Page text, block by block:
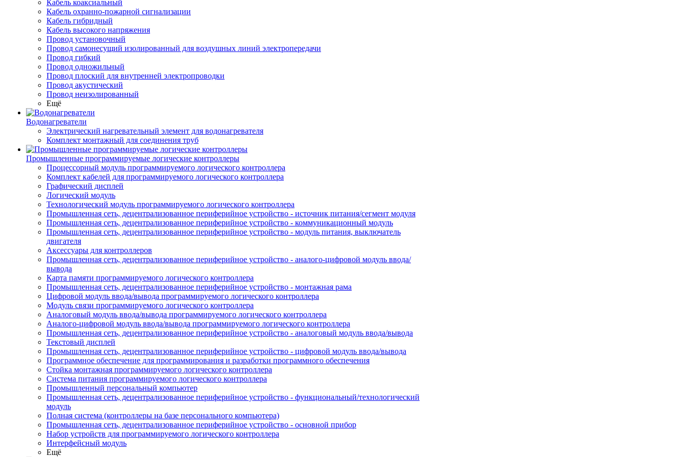
Кабель коаксиальный
Кабель охранно-пожарной сигнализации
Кабель гибридный
Кабель высокого напряжения
Провод установочный
Провод самонесущий изолированный для воздушных линий электропередачи
Провод гибкий
Провод одножильный
Провод плоский для внутренней электропроводки
Провод акустический
Провод неизолированный
Ещё
Водонагреватели
Электрический нагревательный элемент для водонагревателя
Комплект монтажный для соединения труб
Промышленные программируемые логические контроллеры
Процессорный модуль программируемого логического контроллера
Комплект кабелей для программируемого логического контроллера
Графический дисплей
Логический модуль
Технологический модуль программируемого логического контроллера
Промышленная сеть, децентрализованное периферийное устройство - источник питания/сегмент модуля
Промышленная сеть, децентрализованное периферийное устройство - коммуникационный модуль
Промышленная сеть, децентрализованное периферийное устройство - модуль питания, выключатель
двигателя
Аксессуары для контроллеров
Промышленная сеть, децентрализованное периферийное устройство - аналого-цифровой модуль ввода/
вывода
Карта памяти программируемого логического контроллера
Промышленная сеть, децентрализованное периферийное устройство - монтажная рама
Цифровой модуль ввода/вывода программируемого логического контроллера
Модуль связи программируемого логического контроллера
Аналоговый модуль ввода/вывода программируемого логического контроллера
Аналого-цифровой модуль ввода/вывода программируемого логического контроллера
Промышленная сеть, децентрализованное периферийное устройство - аналоговый модуль ввода/вывода
Текстовый дисплей
Промышленная сеть, децентрализованное периферийное устройство - цифровой модуль ввода/вывода
Программное обеспечение для программирования и разработки программного обеспечения
Стойка монтажная программируемого логического контроллера
Система питания программируемого логического контроллера
Промышленный персональный компьютер
Промышленная сеть, децентрализованное периферийное устройство - функциональный/технологический
модуль
Полная система (контроллеры на базе персонального компьютера)
Промышленная сеть, децентрализованное периферийное устройство - основной прибор
Набор устройств для программируемого логического контроллера
Интерфейсный модуль
Ещё